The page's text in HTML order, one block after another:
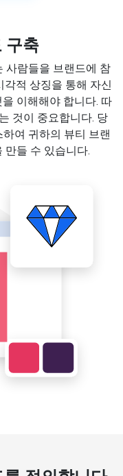
구축
사람들을 브랜드에 참
적 상징을 통해 자신
이해해야 합니다. 따
것이 중요합니다. 당
여 귀하의 뷰티 브랜
만들 수 있습니다.